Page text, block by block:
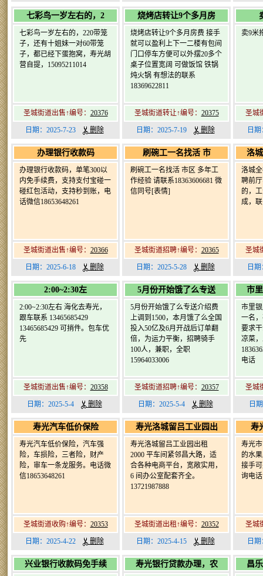
七彩鸟一岁左右的，2
七彩鸟一岁左右的，220带笼
子，还有十姐妹一对60带笼
子，都已经下蛋抱窝，寿光胡
营自提，15095211014
圣城街道出售↑编号： 20376
日期：2025-7-23 删除
烧烤店转让9个多月房
烧烤店转让9个多月房费 接手
就可以盈利上下一二楼有包间
门口停车方便可以外摆20多个
桌子位置宽阔 可做饭馆 铁锅
炖火锅 有想法的联系
18369622811
圣城街道转让↑编号： 20375
日期：2025-7-19 删除
卖9米
圣城
日
办理银行收款码
办理银行收款码，单笔300以
内免手续费，支持支付宝碰一
碰红包活动，支持秒到账，电
话微信18653648261
圣城街道出售↑编号： 20366
日期：2025-6-18 删除
刷碗工一名找活 市
刷碗工一名找活 市区 多年工
作经验 请联系18363606681 微
信同号[表情]
圣城街道招聘↑编号： 20365
日期：2025-5-28 删除
洛
洛城
聘前
的，
成，联
圣城
日
2:00~2:30左
2:00~2:30左右 海化去寿光，
跟车联系 13465685429
13465685429 可捎件。包车优
先
圣城街道出售↑编号： 20358
日期：2025-5-4 删除
5月份开始饿了么专送
5月份开始饿了么专送介绍费
上调到1500，本月饿了么全国
投入50亿及6月开战后订单翻
倍，为运力平衡，招聘骑手
100人，兼职，全职
15964033006
圣城街道招聘↑编号： 20357
日期：2025-5-4 删除
市
市里
一名
要求
凉菜
电话
圣城
日
寿光汽车低价保险
寿光汽车低价保险，汽车强
险，车损险，三者险，财产
险，审车一条龙服务。电话微
信18653648261
圣城街道收购↑编号： 20353
日期：2025-4-22 删除
寿光洛城留吕工业园出
寿光洛城留吕工业园出租
2000 平车间紧邻昌大路，适
合各种电商平台，宽敞实用，
6 间办公室配套齐全。
13721987888
圣城街道出租↑编号： 20352
日期：2025-4-15 删除
寿
寿光
的水
接手可
询电话
圣城
日
兴业银行收款码免手续 寿光银行贷款办理，农 昌